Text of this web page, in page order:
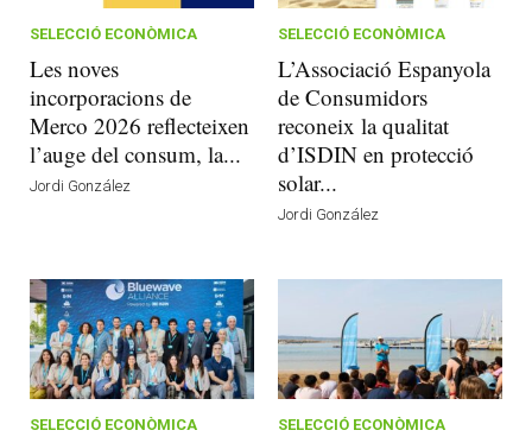
SELECCIÓ ECONÒMICA
Les noves
incorporacions de
Merco 2026 reflecteixen
l’auge del consum, la...
Jordi González
SELECCIÓ ECONÒMICA
L’Associació Espanyola
de Consumidors
reconeix la qualitat
d’ISDIN en protecció
solar...
Jordi González
SELECCIÓ ECONÒMICA SELECCIÓ ECONÒMICA